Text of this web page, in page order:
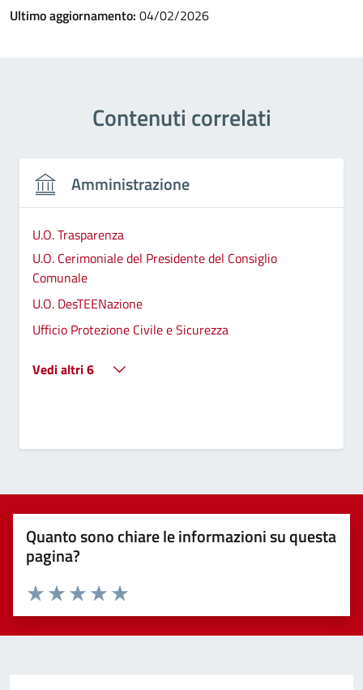
Ultimo aggiornamento: 04/02/2026
Contenuti correlati
Amministrazione
U.O. Trasparenza
U.O. Cerimoniale del Presidente del Consiglio
Comunale
U.O. DesTEENazione
Ufficio Protezione Civile e Sicurezza
Vedi altri 6
Quanto sono chiare le informazioni su questa
pagina?
Valuta 5 stelle su 5
Valuta 4 stelle su 5
Valuta 3 stelle su 5
Valuta 2 stelle su 5
Valuta 1 stelle su 5